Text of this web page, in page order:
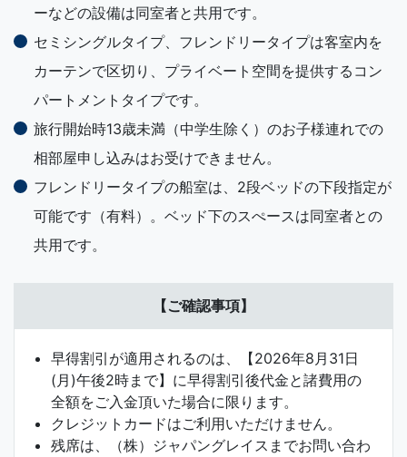
ーなどの設備は同室者と共用です。
セミシングルタイプ、フレンドリータイプは客室内を
カーテンで区切り、プライベート空間を提供するコン
パートメントタイプです。
旅行開始時13歳未満（中学生除く）のお子様連れでの
相部屋申し込みはお受けできません。
フレンドリータイプの船室は、2段ベッドの下段指定が
可能です（有料）。ベッド下のスぺースは同室者との
共用です。
【ご確認事項】
早得割引が適用されるのは、【2026年8月31日
(月)午後2時まで】に早得割引後代金と諸費用の
全額をご入金頂いた場合に限ります。
クレジットカードはご利用いただけません。
残席は、（株）ジャパングレイスまでお問い合わ